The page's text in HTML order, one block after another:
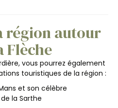
région autour
Flèche
vous pourrez également
touristiques de la région :
et son célèbre
la Sarthe